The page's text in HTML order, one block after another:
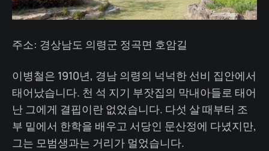
주소: 경상남도 의령군 정곡면 호암길
이병철은 1910년, 경남 의령의 넉넉한 선비 집안에서
태어났습니다. 천 석 지기 부잣집의 막내아들로 태어
난 그에게 결핍이란 없었습니다. 다섯 살 때부터 조
부 밑에서 한학을 배우고 서당인 문산정에 다녔지만,
그는 모범생과는 거리가 멀었습니다.